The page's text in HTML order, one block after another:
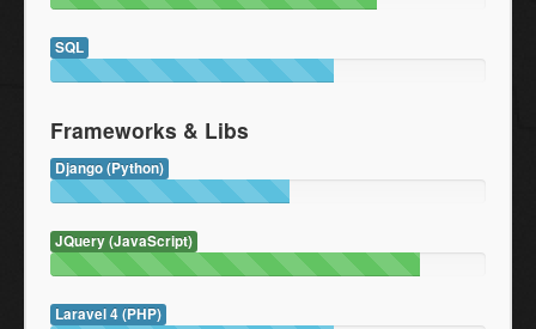
SQL
Frameworks & Libs
Django (Python)
JQuery (JavaScript)
Laravel 4 (PHP)